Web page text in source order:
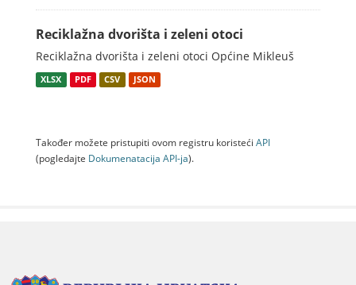
Reciklažna dvorišta i zeleni otoci
Reciklažna dvorišta i zeleni otoci Općine Mikleuš
XLSX PDF CSV JSON
Također možete pristupiti ovom registru koristeći API
(pogledajte Dokumenаtаcijа API-jа).